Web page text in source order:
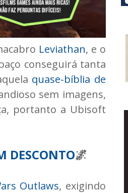
Leviathan, e o
conseguirá tanta
quase-bíblia de
sem imagens,
portanto a Ubisoft
DESCONTO🌌
Outlaws, exigindo